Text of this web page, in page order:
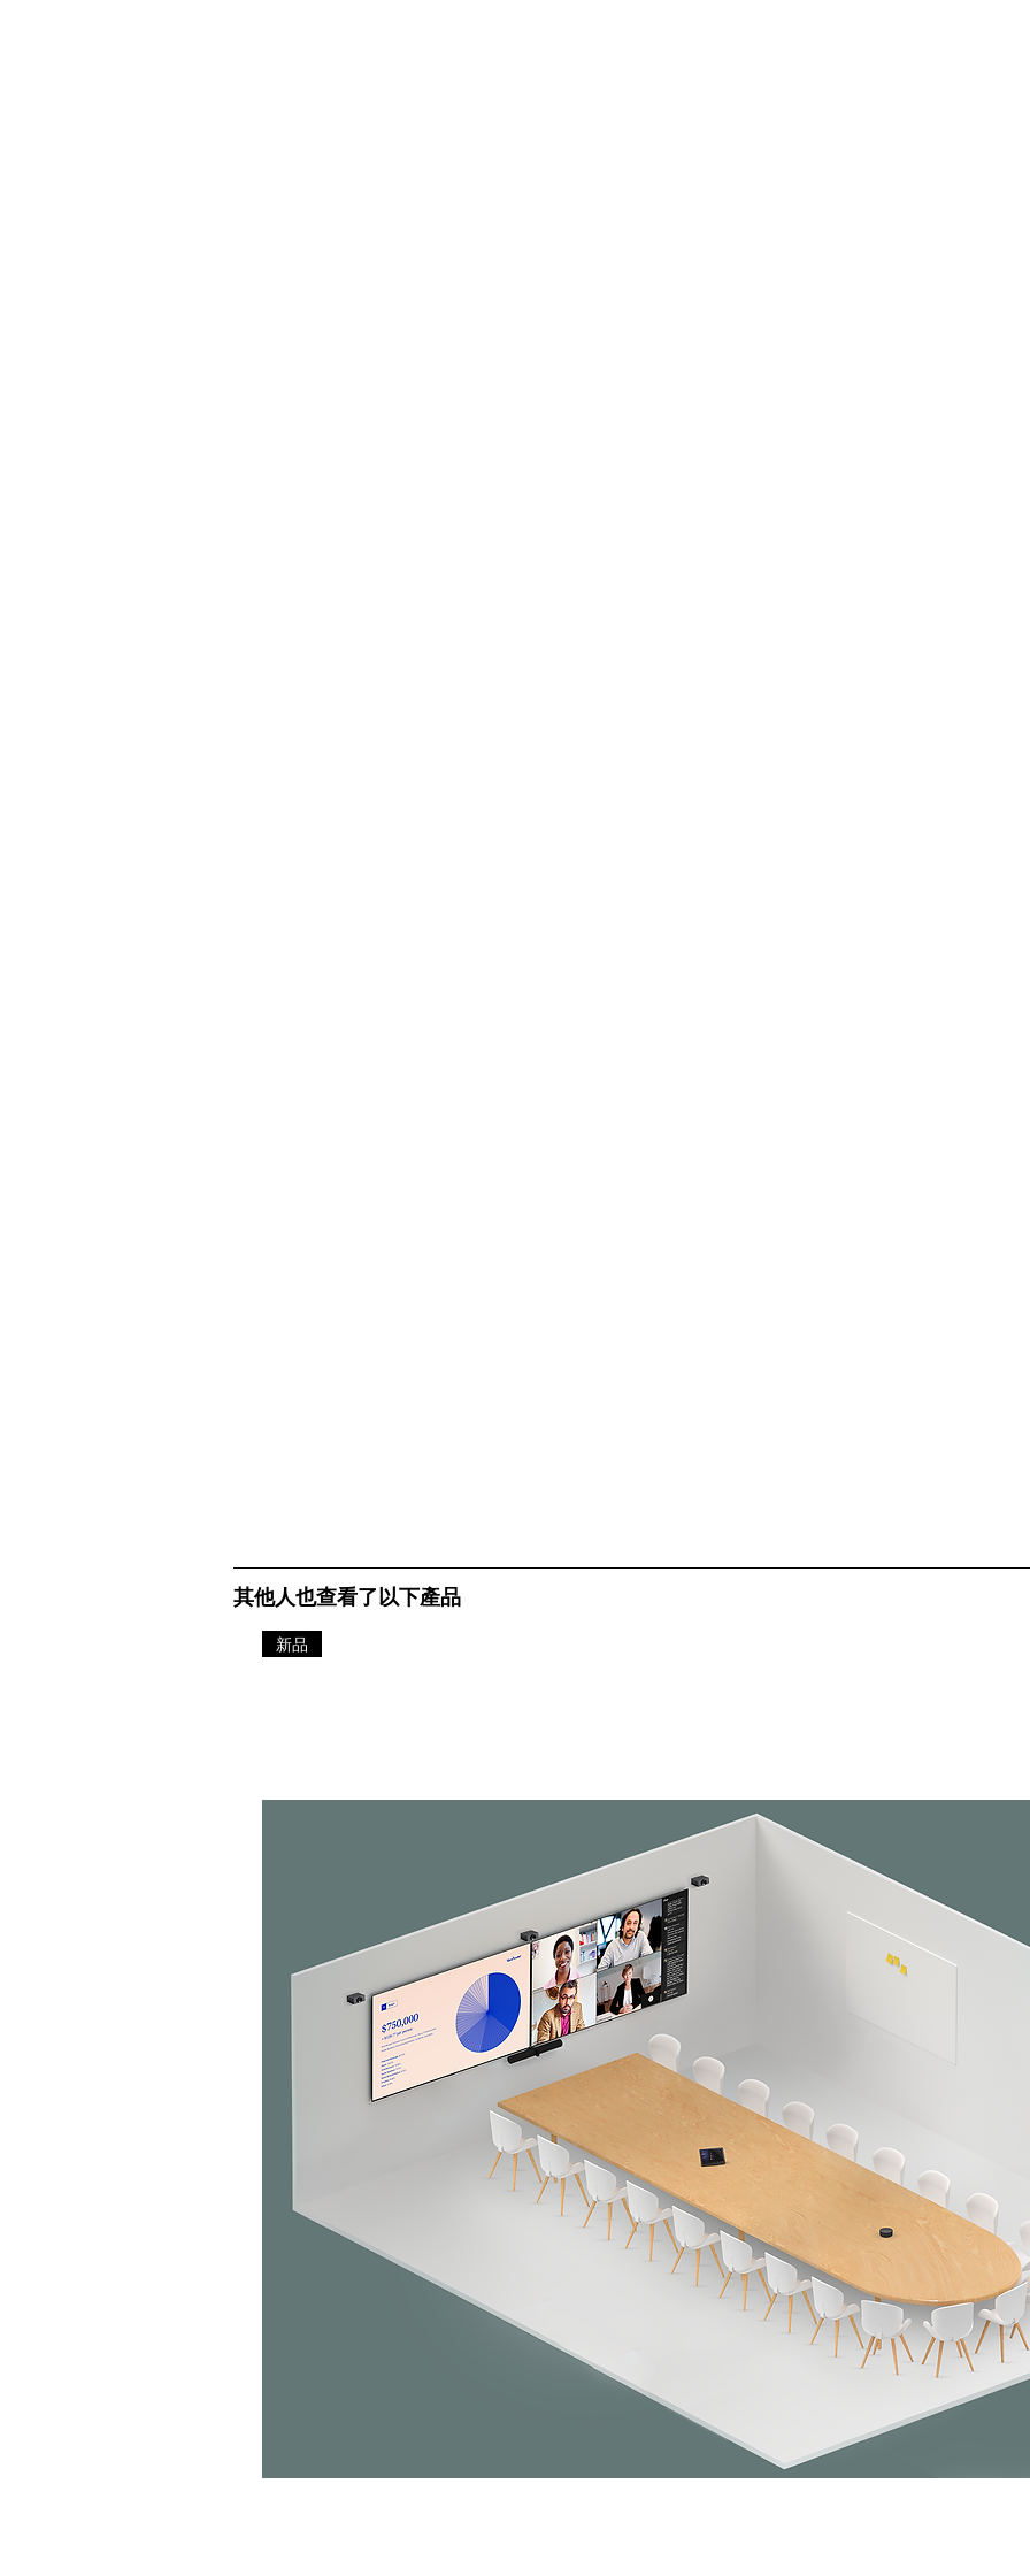
其他人也查看了以下產品
新品